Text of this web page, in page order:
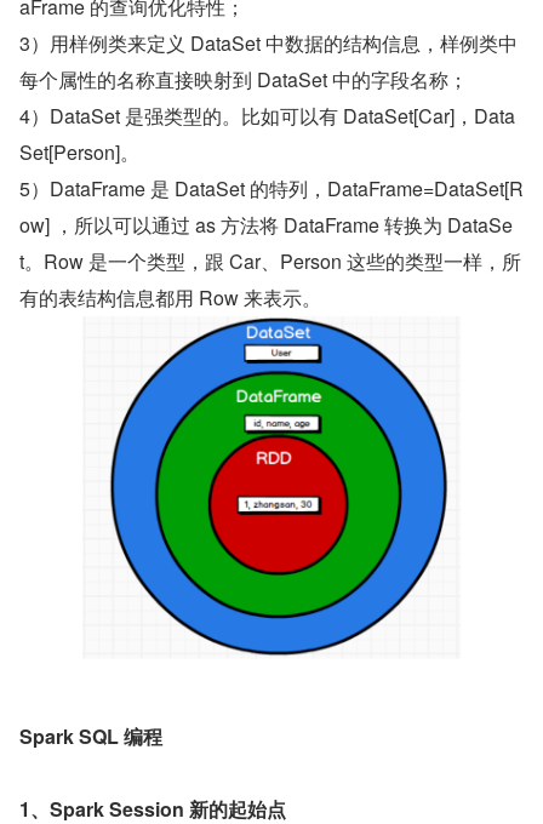
aFrame 的查询优化特性；
3）用样例类来定义 DataSet 中数据的结构信息，样例类中
每个属性的名称直接映射到 DataSet 中的字段名称；
4）DataSet 是强类型的。比如可以有 DataSet[Car]，Data
Set[Person]。
5）DataFrame 是 DataSet 的特列，DataFrame=DataSet[R
ow] ，所以可以通过 as 方法将 DataFrame 转换为 DataSe
t。Row 是一个类型，跟 Car、Person 这些的类型一样，所
有的表结构信息都用 Row 来表示。
Spark SQL 编程
1、Spark Session 新的起始点